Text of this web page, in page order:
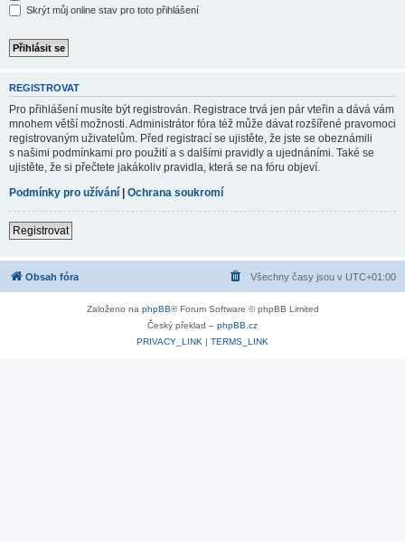
Skrýt můj online stav pro toto přihlášení
REGISTROVAT
Pro přihlášení musíte být registrován. Registrace trvá jen pár vteřin a dává vám
mnohem větší možnosti. Administrátor fóra též může dávat rozšířené pravomoci
registrovaným uživatelům. Před registrací se ujistěte, že jste se obeznámili
s našimi podmínkami pro použití a s dalšími pravidly a ujednáními. Také se
ujistěte, že si přečtete jakákoliv pravidla, která se na fóru objeví.
Podmínky pro užívání | Ochrana soukromí
Registrovat
Obsah fóra Všechny časy jsou v UTC+01:00
Založeno na phpBB® Forum Software © phpBB Limited
Český překlad – phpBB.cz
PRIVACY_LINK | TERMS_LINK